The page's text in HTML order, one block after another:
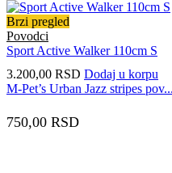
Brzi pregled
Povodci
Sport Active Walker 110cm S
3.200,00 RSD Dodaj u korpu
M-Pet’s Urban Jazz stripes pov...
750,00 RSD